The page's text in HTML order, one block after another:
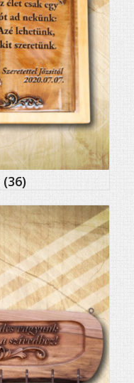
(36)